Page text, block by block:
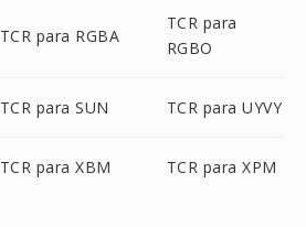
TCR para RGBA
TCR para
RGBO
TCR para SUN TCR para UYVY
TCR para XBM TCR para XPM